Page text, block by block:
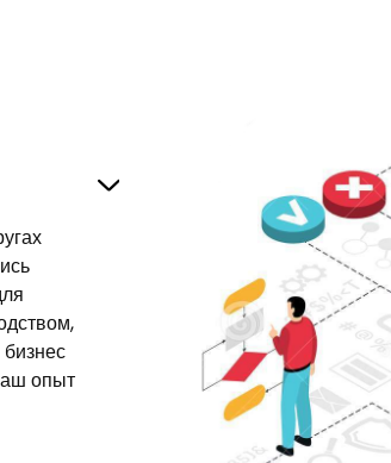
бизнес
опыт